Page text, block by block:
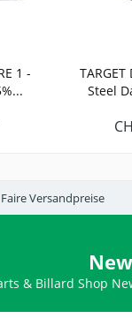
1 -
TARGET
Steel
Faire Versandpreise
& Billard Shop